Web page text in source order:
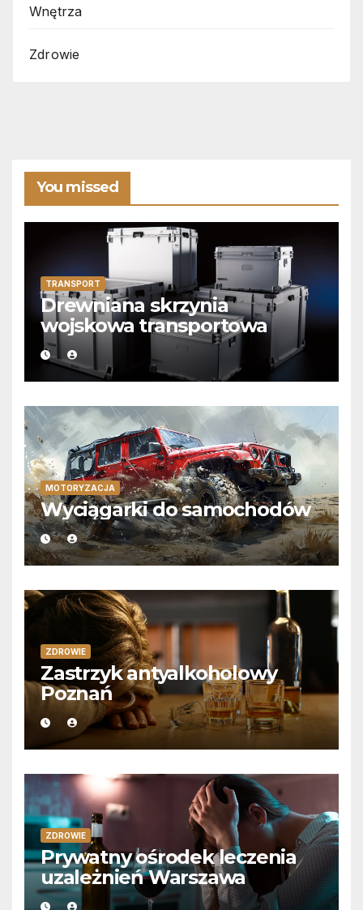
Wnętrza
Zdrowie
You missed
TRANSPORT
Drewniana skrzynia
wojskowa transportowa
MOTORYZACJA
Wyciągarki do samochodów
ZDROWIE
Zastrzyk antyalkoholowy
Poznań
ZDROWIE
Prywatny ośrodek leczenia
uzależnień Warszawa